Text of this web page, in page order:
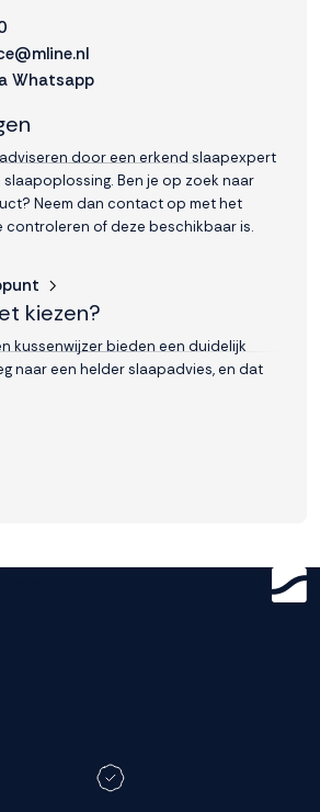
Whatsapp
door een erkend slaapexpert
Ben je op zoek naar
Neem dan contact op met het
of deze beschikbaar is.
kiezen?
kussenwijzer bieden een duidelijk
naar een helder slaapadvies, en dat